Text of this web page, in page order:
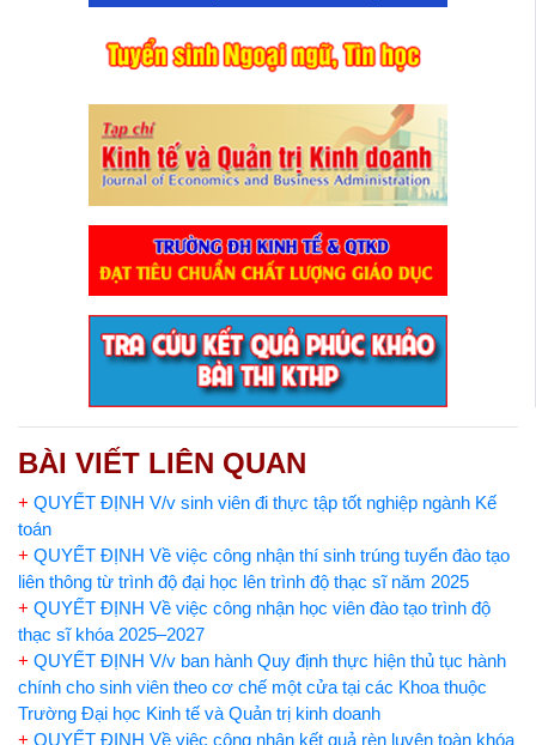
BÀI VIẾT LIÊN QUAN
+ QUYẾT ĐỊNH V/v sinh viên đi thực tập tốt nghiệp ngành Kế
toán
+ QUYẾT ĐỊNH Về việc công nhận thí sinh trúng tuyển đào tạo
liên thông từ trình độ đại học lên trình độ thạc sĩ năm 2025
+ QUYẾT ĐỊNH Về việc công nhận học viên đào tạo trình độ
thạc sĩ khóa 2025–2027
+ QUYẾT ĐỊNH V/v ban hành Quy định thực hiện thủ tục hành
chính cho sinh viên theo cơ chế một cửa tại các Khoa thuộc
Trường Đại học Kinh tế và Quản trị kinh doanh
+ QUYẾT ĐỊNH Về việc công nhận kết quả rèn luyện toàn khóa